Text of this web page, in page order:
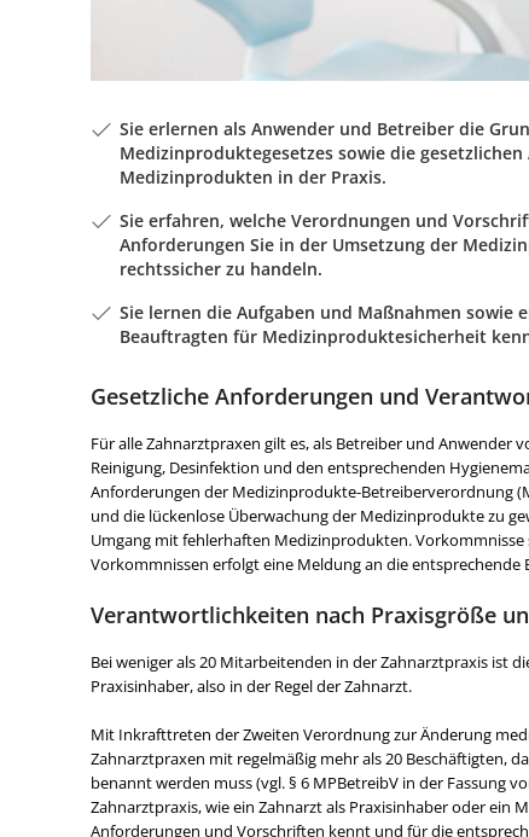
Sie erlernen als Anwender und Betreiber die
Medizinproduktegesetzes sowie die
Medizinprodukten in der Praxis.
Sie erfahren, welche Verordnungen und
Anforderungen Sie in der Umsetzung der
rechtssicher zu handeln.
Sie lernen die Aufgaben und Maßnahmen sowie
Beauftragten für Medizinproduktesicherheit
Gesetzliche Anforderungen und
Für alle Zahnarztpraxen gilt es, als Betreiber und
Reinigung, Desinfektion und den entsprechenden
Anforderungen der Medizinprodukte-Betreiberverordnung
und die lückenlose Überwachung der Medizinprodukte zu
Umgang mit fehlerhaften Medizinprodukten.
Vorkommnissen erfolgt eine Meldung an die entsprechende
Verantwortlichkeiten nach Praxisgröße
Bei weniger als 20 Mitarbeitenden in der Zahnarztpraxis ist
Praxisinhaber, also in der Regel der Zahnarzt.
Mit Inkrafttreten der Zweiten Verordnung zur Änderung
Zahnarztpraxen mit regelmäßig mehr als 20 Beschäftigten,
benannt werden muss (vgl. § 6 MPBetreibV in der Fassung
Zahnarztpraxis, wie ein Zahnarzt als Praxisinhaber oder
Anforderungen und Vorschriften kennt und für die